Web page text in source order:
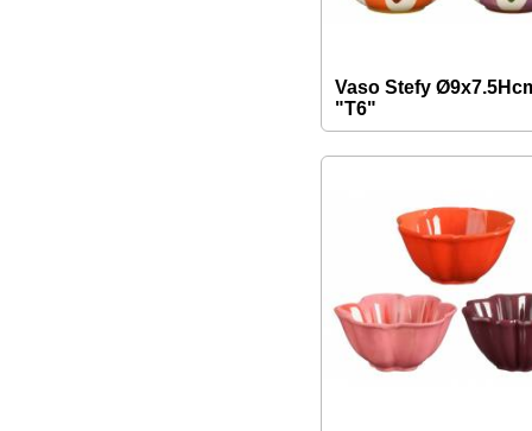
Vaso Stefy
"T6"